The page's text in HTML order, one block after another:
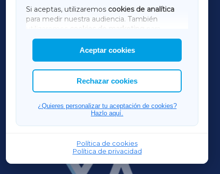
Si aceptas, utilizaremos cookies de analítica
para medir nuestra audiencia. También
utilizaremos
cookies de marketing
mostrar publicidad de terceros.
Asimismo, puedes personalizar la elección de
las cookies que deseas permitir.
Aceptar cookies
Rechazar cookies
¿Quieres personalizar tu aceptación de cookies?
Hazlo aquí.
Política de cookies
Política de privacidad
AMARIÑAXA
RIBEIRASACRAXA
ACORUÑAXA
FERROLXA
OURENSEXA